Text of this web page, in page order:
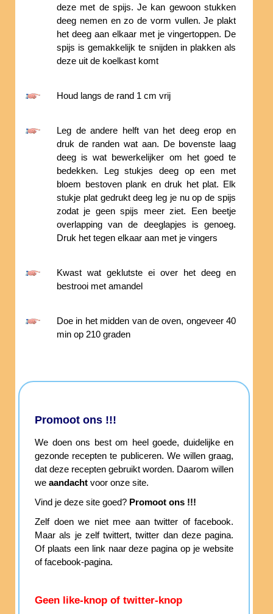
deze met de spijs. Je kan gewoon stukken
deeg nemen en zo de vorm vullen. Je plakt
het deeg aan elkaar met je vingertoppen. De
spijs is gemakkelijk te snijden in plakken als
deze uit de koelkast komt
Houd langs de rand 1 cm vrij
Leg de andere helft van het deeg erop en
druk de randen wat aan. De bovenste laag
deeg is wat bewerkelijker om het goed te
bedekken. Leg stukjes deeg op een met
bloem bestoven plank en druk het plat. Elk
stukje plat gedrukt deeg leg je nu op de spijs
zodat je geen spijs meer ziet. Een beetje
overlapping van de deeglapjes is genoeg.
Druk het tegen elkaar aan met je vingers
Kwast wat geklutste ei over het deeg en
bestrooi met amandel
Doe in het midden van de oven, ongeveer 40
min op 210 graden
Promoot ons !!!
We doen ons best om heel goede, duidelijke en
gezonde recepten te publiceren. We willen graag,
dat deze recepten gebruikt worden. Daarom willen
we aandacht voor onze site.
Vind je deze site goed? Promoot ons !!!
Zelf doen we niet mee aan twitter of facebook.
Maar als je zelf twittert, twitter dan deze pagina.
Of plaats een link naar deze pagina op je website
of facebook-pagina.
Geen like-knop of twitter-knop